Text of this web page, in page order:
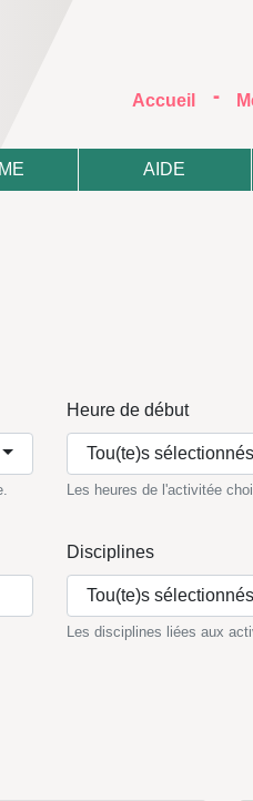
-
Accueil
AIDE
Heure de début
Tou(te)s sélectionnés
Les heures de l'activitée
Disciplines
Tou(te)s sélectionnés
Les disciplines liées aux